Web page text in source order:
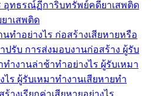
อุทธรณ์ฏีการิบทรัพย์คดียาเสพติด
าเสพติด
ทำอย่างไร ก่อสร้างเสียหายหรือ
ปรับ การส่งมอบงานก่อสร้าง ผู้รับ
ทำงานล่าช้าทำอย่างไร ผู้รับเหมา
ร ผู้รับเหมาทำงานเสียหายทำ
างเรียกค่าเสียหายอย่างไร